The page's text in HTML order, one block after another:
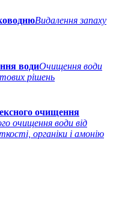
Видалення запаху
водиОчищення води
рішень
очищення
очищення води від
органіки і амонію